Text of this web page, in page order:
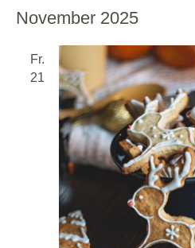
wählen.
November 2025
Fr.
21